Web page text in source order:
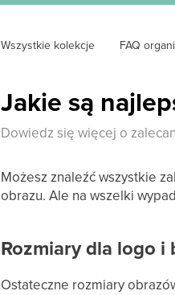
Wszystkie kolekcje FAQ
Jakie są
Dowiedz się więcej o
Możesz znaleźć wszystkie
obrazu. Ale na wszelki
Rozmiary dla logo i
Ostateczne rozmiary